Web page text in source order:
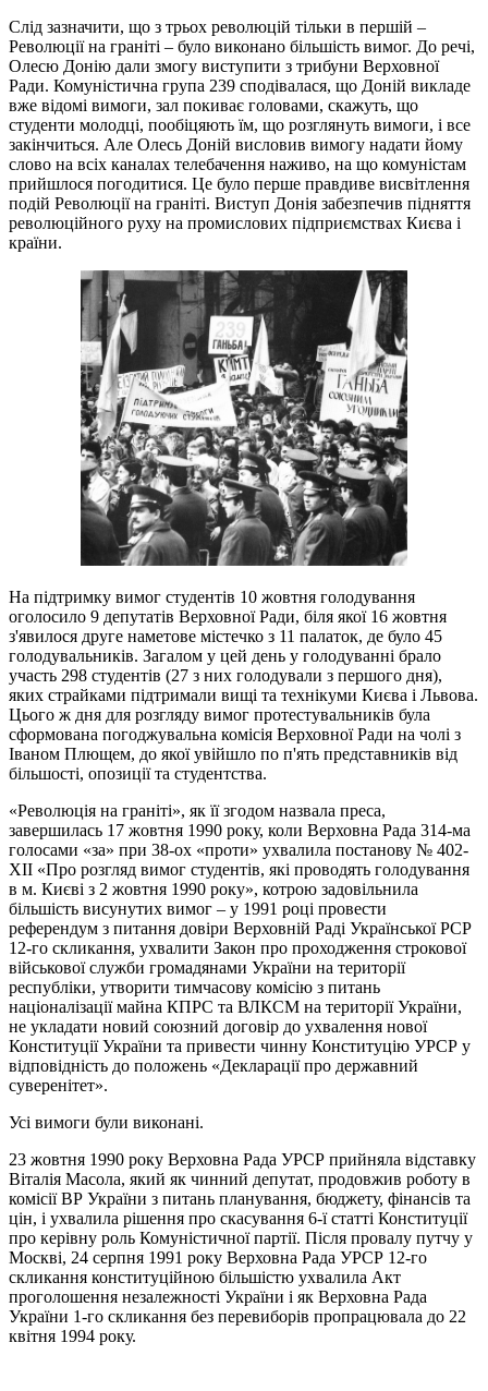
Слід зазначити, що з трьох революцій тільки в першій –
Революції на граніті – було виконано більшість вимог. До речі,
Олесю Донію дали змогу виступити з трибуни Верховної
Ради. Комуністична група 239 сподівалася, що Доній викладе
вже відомі вимоги, зал покиває головами, скажуть, що
студенти молодці, пообіцяють їм, що розглянуть вимоги, і все
закінчиться. Але Олесь Доній висловив вимогу надати йому
слово на всіх каналах телебачення наживо, на що комуністам
прийшлося погодитися. Це було перше правдиве висвітлення
подій Революції на граніті. Виступ Донія забезпечив підняття
революційного руху на промислових підприємствах Києва і
країни.
На підтримку вимог студентів 10 жовтня голодування
оголосило 9 депутатів Верховної Ради, біля якої 16 жовтня
з'явилося друге наметове містечко з 11 палаток, де було 45
голодувальників. Загалом у цей день у голодуванні брало
участь 298 студентів (27 з них голодували з першого дня),
яких страйками підтримали вищі та технікуми Києва і Львова.
Цього ж дня для розгляду вимог протестувальників була
сформована погоджувальна комісія Верховної Ради на чолі з
Іваном Плющем, до якої увійшло по п'ять представників від
більшості, опозиції та студентства.
«Революція на граніті», як її згодом назвала преса,
завершилась 17 жовтня 1990 року, коли Верховна Рада 314-ма
голосами «за» при 38-ох «проти» ухвалила постанову № 402-
XII «Про розгляд вимог студентів, які проводять голодування
в м. Києві з 2 жовтня 1990 року», котрою задовільнила
більшість висунутих вимог – у 1991 році провести
референдум з питання довіри Верховній Раді Української РСР
12-го скликання, ухвалити Закон про проходження строкової
військової служби громадянами України на території
республіки, утворити тимчасову комісію з питань
націоналізації майна КПРС та ВЛКСМ на території України,
не укладати новий союзний договір до ухвалення нової
Конституції України та привести чинну Конституцію УРСР у
відповідність до положень «Декларації про державний
суверенітет».
Усі вимоги були виконані.
23 жовтня 1990 року Верховна Рада УРСР прийняла відставку
Віталія Масола, який як чинний депутат, продовжив роботу в
комісії ВР України з питань планування, бюджету, фінансів та
цін, і ухвалила рішення про скасування 6-ї статті Конституції
про керівну роль Комуністичної партії. Після провалу путчу у
Москві, 24 серпня 1991 року Верховна Рада УРСР 12-го
скликання конституційною більшістю ухвалила Акт
проголошення незалежності України і як Верховна Рада
України 1-го скликання без перевиборів пропрацювала до 22
квітня 1994 року.